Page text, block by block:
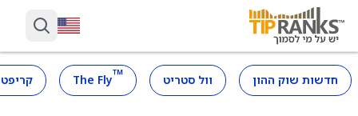
חדשות שוק ההון וול סטריט ™
The Fly